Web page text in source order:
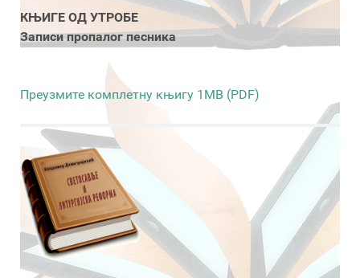
КЊИГЕ ОД УТРОБЕ
Записи пропалог песника
Преузмите комплетну књигу 1MB (PDF)